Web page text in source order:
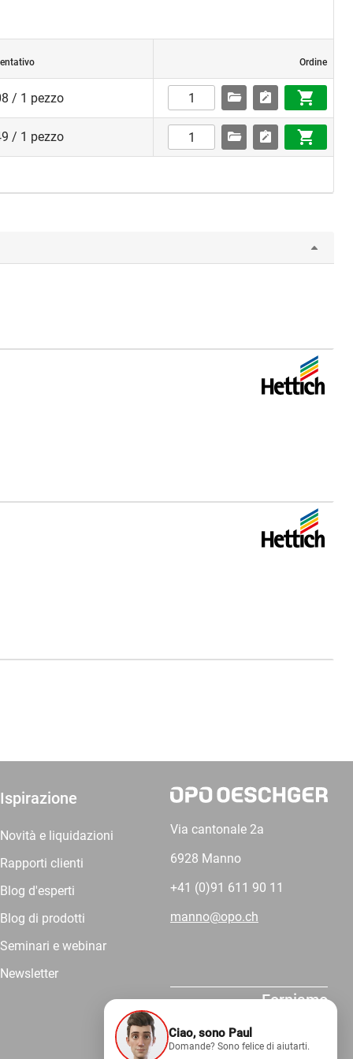
Ordine
/ 1 pezzo
/ 1 pezzo
Ispirazione
Novità e liquidazioni
Rapporti clienti
Blog d'esperti
Blog di prodotti
Seminari e webinar
Newsletter
Via cantonale 2a
6928 Manno
+41 (0)91 611 90 11
manno@opo.ch
Forniamo
competenza.
Ciao, sono Paul
Domande? Sono felice di aiutarti.